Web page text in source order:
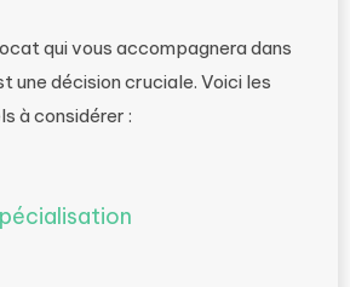
qui vous accompagnera dans
une décision cruciale. Voici les
à considérer :